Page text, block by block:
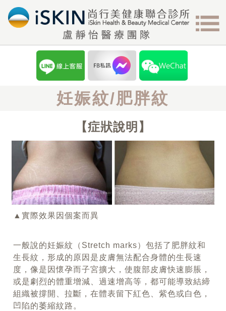
妊娠紋/肥胖紋
症狀說明
▲實際效果因個案而異
一般說的妊娠紋（Stretch marks）包括了肥胖紋和
生長紋，形成的原因是皮膚無法配合身體的生長速
度，像是因懷孕而子宮擴大，使腹部皮膚快速膨脹，
或是劇烈的體重增減、過速增高等，都可能導致結締
組織被撐開、拉斷，在體表留下紅色、紫色或白色，
凹陷的萎縮紋路。